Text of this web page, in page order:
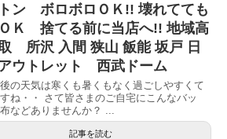
ン ボロボロＯＫ!! 壊れてても
Ｋ 捨てる前に当店へ!! 地域高
所沢 入間 狭山 飯能 坂戸 日
ウトレット 西武ドーム
の天気は寒くも暑くもなく過ごしやすくて
ね・・ さて皆さまのご自宅にこんなバッ
などありませんか？ ...
記事を読む